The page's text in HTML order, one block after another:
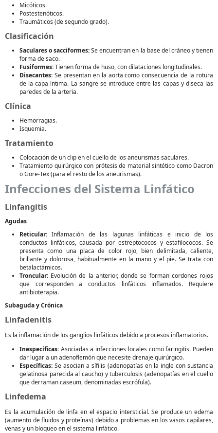
Micóticos.
Postestenóticos.
Traumáticos (de segundo grado).
Clasificación
Saculares o sacciformes:Se encuentran en la base del cráneo y tienen
forma de saco.
Fusiformes:Tienen forma de huso, con dilataciones longitudinales.
Disecantes: Se presentan en la aorta como consecuencia de la rotura
de la capa íntima. La sangre se introduce entre las capas y diseca las
paredes de la arteria.
Clínica
Hemorragias.
Isquemia.
Tratamiento
Colocación de un clip en el cuello de los aneurismas saculares.
Tratamiento quirúrgico con prótesis de material sintético como Dacron
o Gore-Tex (para el resto de los aneurismas).
Infecciones del Sistema Linfático
Linfangitis
Agudas
Reticular: Inflamación de las lagunas linfáticas e inicio de los
conductos linfáticos, causada por estreptococos y estafilococos. Se
presenta como una placa de color rojo, bien delimitada, caliente,
brillante y dolorosa, habitualmente en la mano y el pie. Se trata con
betalactámicos.
Troncular: Evolución de la anterior, donde se forman cordones rojos
que corresponden a conductos linfáticos inflamados. Requiere
antibioterapia.
Subaguda y Crónica
Linfadenitis
Es la inflamación de los ganglios linfáticos debido a procesos inflamatorios.
Inespecíficas: Asociadas a infecciones locales como faringitis. Pueden
dar lugar a un adenoflemón que necesite drenaje quirúrgico.
Específicas: Se asocian a sífilis (adenopatías en la ingle con sustancia
gelatinosa parecida al caucho) y tuberculosis (adenopatías en el cuello
que derraman caseum, denominadas escrófula).
Linfedema
Es la acumulación de linfa en el espacio intersticial. Se produce un edema
(aumento de fluidos y proteínas) debido a problemas en los vasos capilares,
venas y un bloqueo en el sistema linfático.